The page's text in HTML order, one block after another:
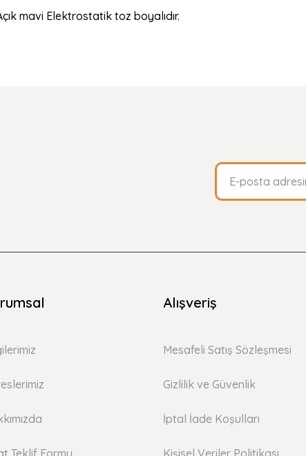
mavi Elektrostatik toz boyalıdır.
Teklif Formu
Alışveriş
Mesafeli Satış Sözleşmesi
Gizlilik ve Güvenlik
İptal İade Koşulları
Kişisel Veriler Politikası